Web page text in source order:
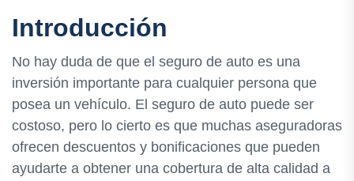
Introducción
No hay duda de que el seguro de auto es una
inversión importante para cualquier persona que
posea un vehículo. El seguro de auto puede ser
costoso, pero lo cierto es que muchas aseguradoras
ofrecen descuentos y bonificaciones que pueden
ayudarte a obtener una cobertura de alta calidad a